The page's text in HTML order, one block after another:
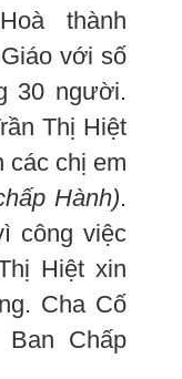
thành
với số
30 người.
Thị Hiệt
các chị em
Hành).
công việc
Hiệt xin
Cha Cố
Chấp